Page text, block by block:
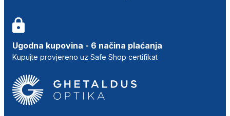
Ugodna kupovina - 6 načina plaćanja
Kupujte provjereno uz Safe Shop certifikat